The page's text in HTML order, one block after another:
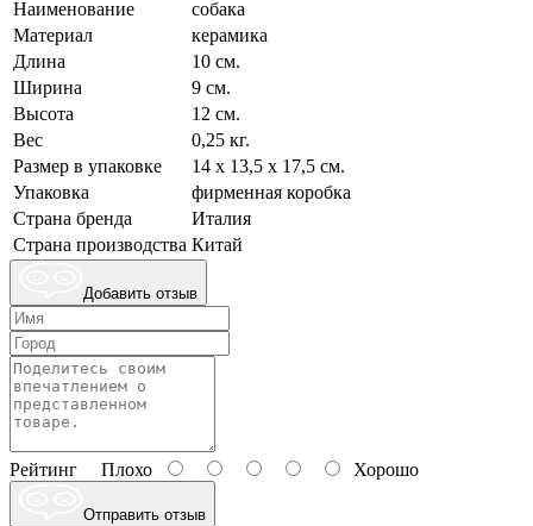
Наименование
собака
Материал
керамика
Длина
10 см.
Ширина
9 см.
Высота
12 см.
Вес
0,25 кг.
Размер в упаковке
14 х 13,5 х 17,5 см.
Упаковка
фирменная коробка
Страна бренда
Италия
Страна производства Китай
Добавить отзыв
Рейтинг Плохо Хорошо
Отправить отзыв